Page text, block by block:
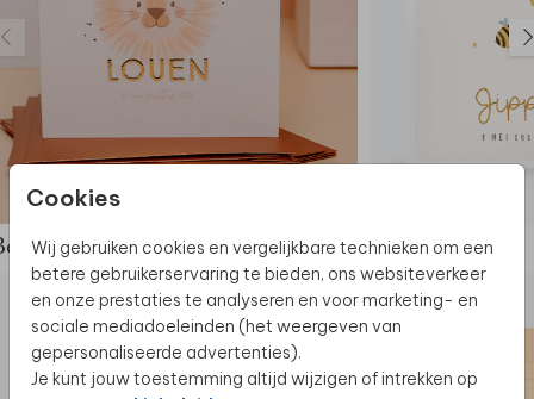
Cookies
Wij gebruiken cookies en vergelijkbare technieken om een
betere gebruikerservaring te bieden, ons websiteverkeer
en onze prestaties te analyseren en voor marketing- en
sociale mediadoeleinden (het weergeven van
gepersonaliseerde advertenties).
Je kunt jouw toestemming altijd wijzigen of intrekken op
de complete set